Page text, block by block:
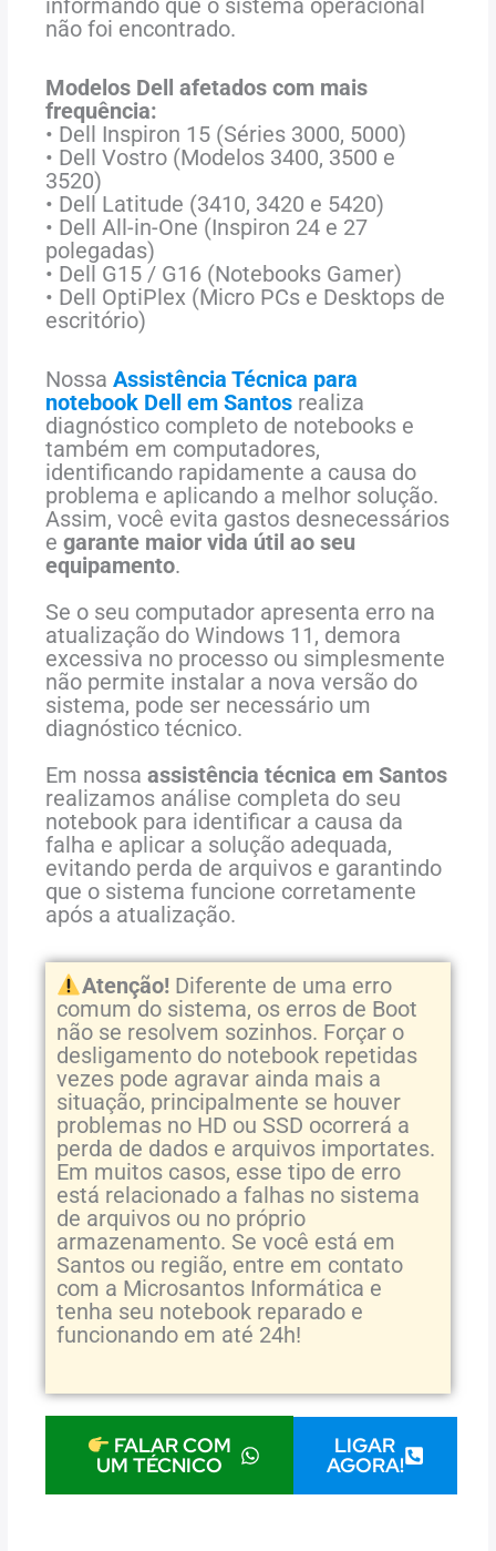
informando que o sistema operacional
não foi encontrado.
Modelos Dell afetados com mais
frequência:
• Dell Inspiron 15 (Séries 3000, 5000)
• Dell Vostro (Modelos 3400, 3500 e
3520)
• Dell Latitude (3410, 3420 e 5420)
• Dell All-in-One (Inspiron 24 e 27
polegadas)
• Dell G15 / G16 (Notebooks Gamer)
• Dell OptiPlex (Micro PCs e Desktops de
escritório)
NossaAssistência Técnica para
notebook Dell em Santos realiza
diagnóstico completo de notebooks e
também em computadores,
identificando rapidamente a causa do
problema e aplicando a melhor solução.
Assim, você evita gastos desnecessários
egarante maior vida útil ao seu
equipamento.
Se o seu computador apresenta erro na
atualização doWindows 11, demora
excessiva no processo ou simplesmente
não permite instalar a novaversão do
sistema, pode ser necessário um
diagnósticotécnico.
Em nossaassistênciatécnicaemSantos
realizamos análise completa do seu
notebook para identificar a causa da
falha e aplicar a solução adequada,
evitando perda de arquivos e garantindo
que o sistemafuncione corretamente
após a atualização.
Atenção! Diferente de uma erro
comum do sistema, os erros de Boot
não se resolvem sozinhos. Forçar o
desligamento do notebook repetidas
vezes pode agravar ainda mais a
situação, principalmente se houver
problemas no HD ou SSD ocorrerá a
perda de dados e arquivos importates.
Em muitos casos, esse tipo de erro
está relacionado a falhas no sistema
de arquivos ou no próprio
armazenamento. Se você está em
Santos ou região, entre em contato
com a Microsantos Informática e
tenha seu notebook reparado e
funcionando em até 24h!
FALAR COM
UM TÉCNICO
LIGAR
AGORA!